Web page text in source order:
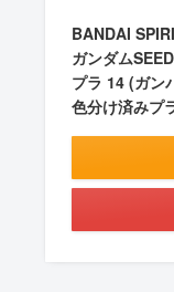
BANDAI
ガンダム
プラ 14 (ガン
色分け済みプ